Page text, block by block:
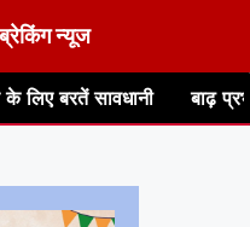
ब्रेकिंग न्यूज
बाढ़ प्रभावित रपटे एवं पुल-